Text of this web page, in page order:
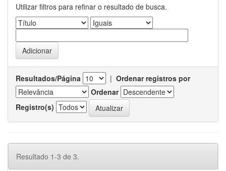
Utilizar filtros para refinar o resultado de busca.
Resultados/Página | Ordenar registros por
Ordenar
Registro(s)
Resultado 1-3 de 3.